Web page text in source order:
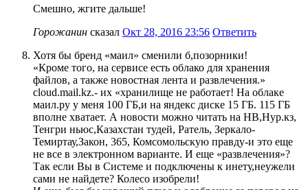
Смешно, жгите дальше!
Горожанин сказал Окт 28, 2016 23:56 Ответить
Хотя бы бренд «маил» сменили б,позорники!
«Кроме того, на сервисе есть облако для хранения
файлов, а также новостная лента и развлечения.»
cloud.mail.kz.- их «хранилище не работает! На облаке
маил.ру у меня 100 ГБ,и на яндекс диске 15 ГБ. 115 ГБ
вполне хватает. А новости можно читать на НВ,Нур.кз,
Тенгри ньюс,Казахстан тудей, Ратель, Зеркало-
Темиртау,Закон, 365, Комсомольскую правду-и это еще
не все в электронном варианте. И еще «развлечения»?
Так если Вы в Системе и подключены к инету,неужели
сами не найдете? Колесо изобрели!